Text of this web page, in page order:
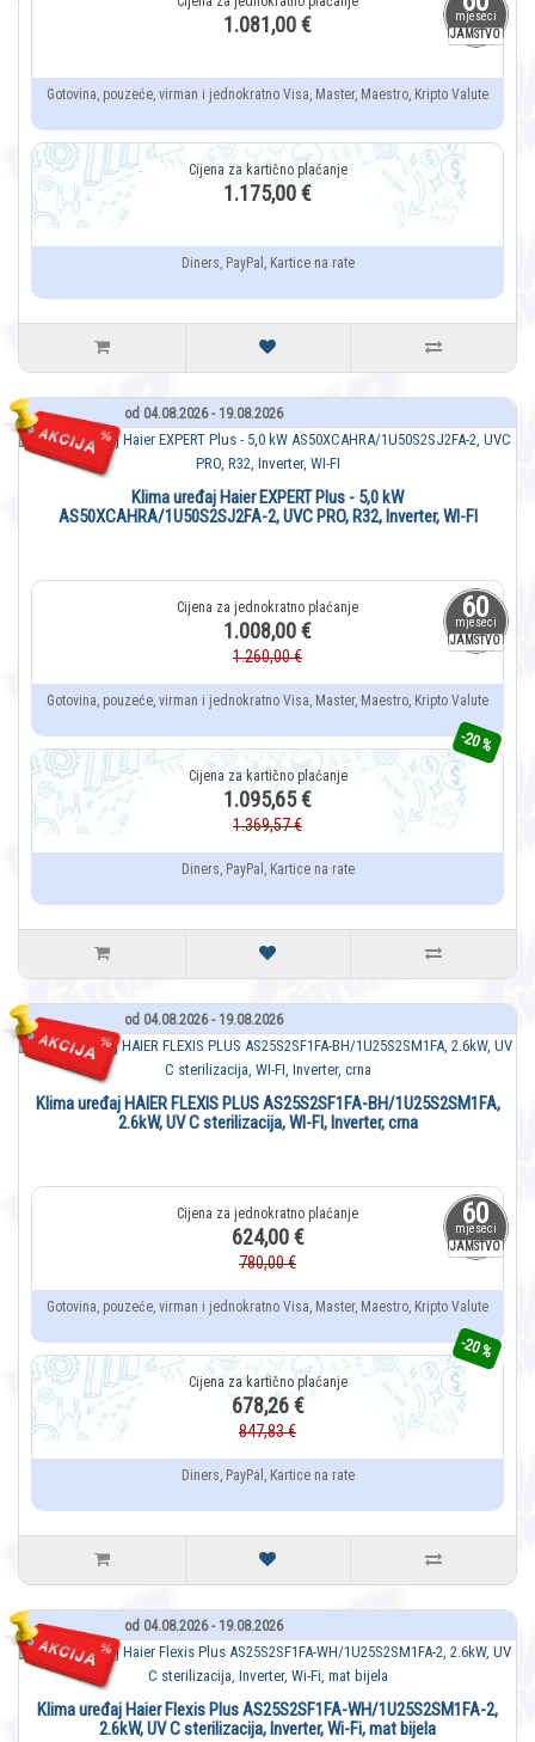
mjeseci
JAMSTVO
1.081,00 €
Gotovina, pouzeće, virman i jednokratno Visa, Master, Maestro, Kripto Valute
1.175,00 €
Diners, PayPal, Kartice na rate
od 04.08.2026 - 19.08.2026
60
mjeseci
JAMSTVO
Klima uređaj Haier EXPERT Plus - 5,0 kW
AS50XCAHRA/1U50S2SJ2FA-2, UVC PRO, R32, Inverter, WI-FI
1.008,00 €
1.260,00 €
Gotovina, pouzeće, virman i jednokratno Visa, Master, Maestro, Kripto Valute
-20 %
1.095,65 €
1.369,57 €
Diners, PayPal, Kartice na rate
od 04.08.2026 - 19.08.2026
60
mjeseci
JAMSTVO
Klima uređaj HAIER FLEXIS PLUS AS25S2SF1FA-BH/1U25S2SM1FA,
2.6kW, UV C sterilizacija, WI-FI, Inverter, crna
624,00 €
780,00 €
Gotovina, pouzeće, virman i jednokratno Visa, Master, Maestro, Kripto Valute
-20 %
678,26 €
847,83 €
Diners, PayPal, Kartice na rate
od 04.08.2026 - 19.08.2026
Klima uređaj Haier Flexis Plus AS25S2SF1FA-WH/1U25S2SM1FA-2,
2.6kW, UV C sterilizacija, Inverter, Wi-Fi, mat bijela